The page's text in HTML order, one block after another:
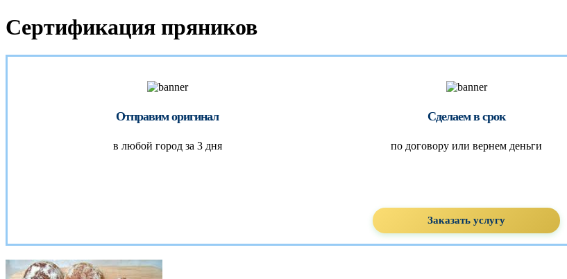
Сертификация пряников
Отправим оригинал
в любой город за 3 дня
Сделаем в срок
по договору или вернем деньги
Заказать услугу